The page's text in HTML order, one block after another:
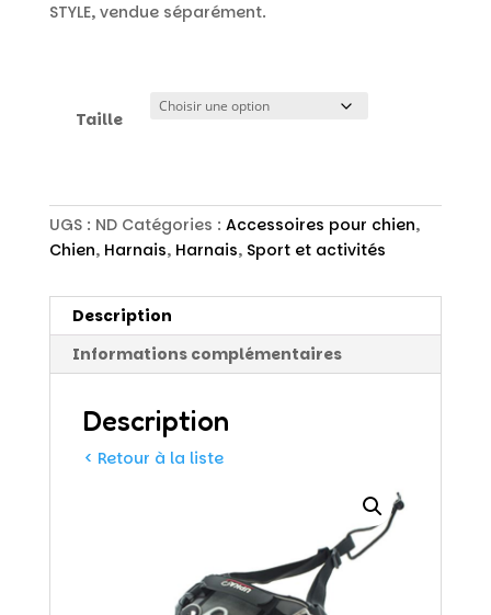
STYLE, vendue séparément.
Taille
UGS : ND Catégories : Accessoires pour chien,
Chien, Harnais, Harnais, Sport et activités
Description
Informations complémentaires
Description
< Retour à la liste